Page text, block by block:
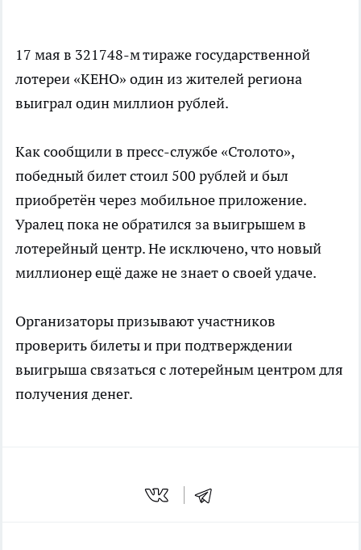
17 мая в 321748-м тираже государственной
лотереи «КЕНО» один из жителей региона
выиграл один миллион рублей.
Как сообщили в пресс-службе «Столото»,
победный билет стоил 500 рублей и был
приобретён через мобильное приложение.
Уралец пока не обратился за выигрышем в
лотерейный центр. Не исключено, что новый
миллионер ещё даже не знает о своей удаче.
Организаторы призывают участников
проверить билеты и при подтверждении
выигрыша связаться с лотерейным центром для
получения денег.